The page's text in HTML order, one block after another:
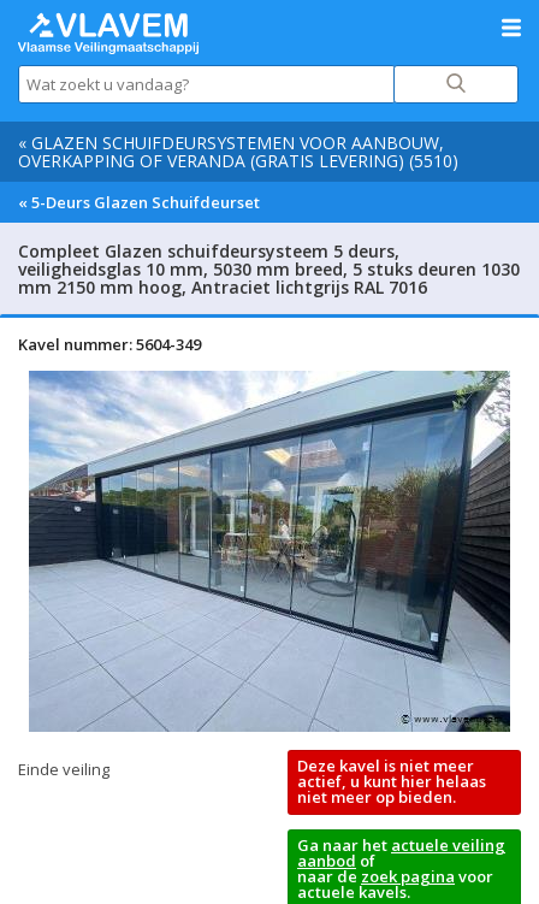
« GLAZEN SCHUIFDEURSYSTEMEN VOOR AANBOUW,
OVERKAPPING OF VERANDA (GRATIS LEVERING) (5510)
« 5-Deurs Glazen Schuifdeurset
Compleet Glazen schuifdeursysteem 5 deurs,
veiligheidsglas 10 mm, 5030 mm breed, 5 stuks deuren 1030
mm 2150 mm hoog, Antraciet lichtgrijs RAL 7016
Kavel nummer: 5604-349
Einde veiling Deze kavel is niet meer
actief, u kunt hier helaas
niet meer op bieden.
Ga naar het actuele veiling
aanbod of
naar de zoek pagina voor
actuele kavels.